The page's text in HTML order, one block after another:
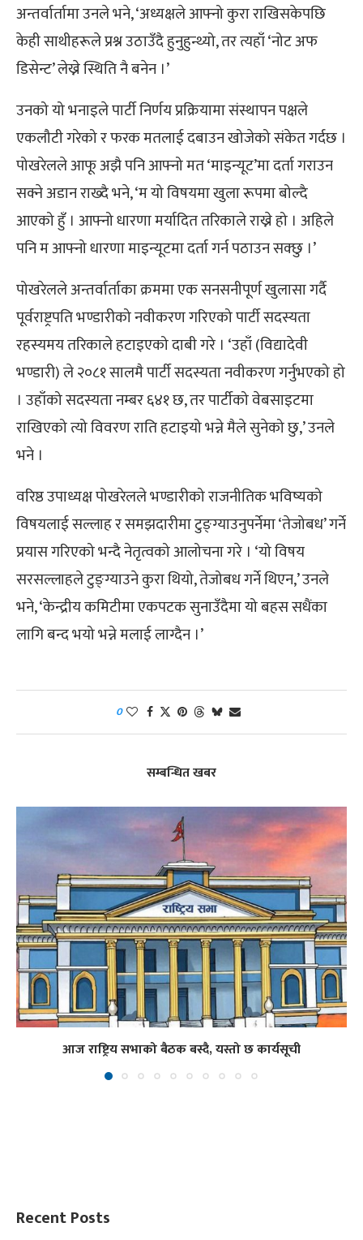
अन्तर्वार्तामा उनले भने, ‘अध्यक्षले आफ्नो कुरा राखिसकेपछि
केही साथीहरूले प्रश्न उठाउँदै हुनुहुन्थ्यो, तर त्यहाँ ‘नोट अफ
डिसेन्ट’ लेख्ने स्थिति नै बनेन ।’
उनको यो भनाइले पार्टी निर्णय प्रक्रियामा संस्थापन पक्षले
एकलौटी गरेको र फरक मतलाई दबाउन खोजेको संकेत गर्दछ ।
पोखरेलले आफू अझै पनि आफ्नो मत ‘माइन्यूट’मा दर्ता गराउन
सक्ने अडान राख्दै भने, ‘म यो विषयमा खुला रूपमा बोल्दै
आएको हुँ । आफ्नो धारणा मर्यादित तरिकाले राख्ने हो । अहिले
पनि म आफ्नो धारणा माइन्यूटमा दर्ता गर्न पठाउन सक्छु ।’
पोखरेलले अन्तर्वार्ताका क्रममा एक सनसनीपूर्ण खुलासा गर्दै
पूर्वराष्ट्रपति भण्डारीको नवीकरण गरिएको पार्टी सदस्यता
रहस्यमय तरिकाले हटाइएको दाबी गरे । ‘उहाँ (विद्यादेवी
भण्डारी) ले २०८१ सालमै पार्टी सदस्यता नवीकरण गर्नुभएको हो
। उहाँको सदस्यता नम्बर ६४१ छ, तर पार्टीको वेबसाइटमा
राखिएको त्यो विवरण राति हटाइयो भन्ने मैले सुनेको छु,’ उनले
भने ।
वरिष्ठ उपाध्यक्ष पोखरेलले भण्डारीको राजनीतिक भविष्यको
विषयलाई सल्लाह र समझदारीमा टुङ्ग्याउनुपर्नेमा ‘तेजोबध’ गर्ने
प्रयास गरिएको भन्दै नेतृत्वको आलोचना गरे । ‘यो विषय
सरसल्लाहले टुङ्ग्याउने कुरा थियो, तेजोबध गर्ने थिएन,’ उनले
भने, ‘केन्द्रीय कमिटीमा एकपटक सुनाउँदैमा यो बहस सधैंका
लागि बन्द भयो भन्ने मलाई लाग्दैन ।’
0
सम्बन्धित खबर
आज राष्ट्रिय सभाको बैठक बस्दै, यस्तो छ कार्यसूची
Recent Posts